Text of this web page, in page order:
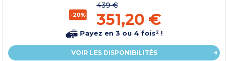
-20%
439 €
351,20 €
Payez en 3 ou 4 fois² !
VOIR LES DISPONIBILITÉS